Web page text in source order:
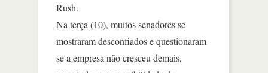
Rush.
Na terça (10), muitos senadores se
mostraram desconfiados e questionaram
se a empresa não cresceu demais,